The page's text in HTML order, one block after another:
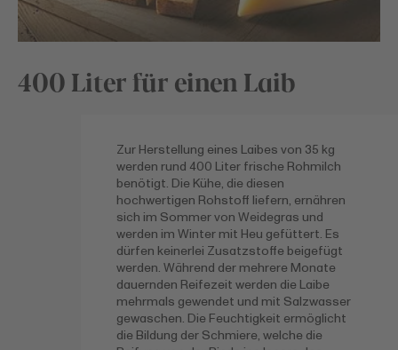
400 Liter für einen Laib
Zur Herstellung eines Laibes von 35 kg
werden rund 400 Liter frische Rohmilch
benötigt. Die Kühe, die diesen
hochwertigen Rohstoff liefern, ernähren
sich im Sommer von Weidegras und
werden im Winter mit Heu gefüttert. Es
dürfen keinerlei Zusatzstoffe beigefügt
werden. Während der mehrere Monate
dauernden Reifezeit werden die Laibe
mehrmals gewendet und mit Salzwasser
gewaschen. Die Feuchtigkeit ermöglicht
die Bildung der Schmiere, welche die